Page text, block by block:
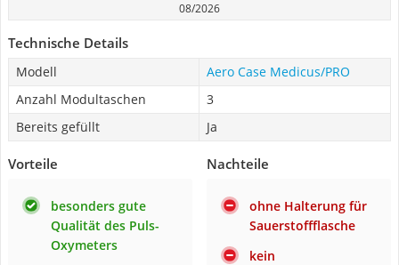
08/2026
Technische Details
Modell
Aero Case Medicus/PRO
Anzahl Modultaschen
3
Bereits gefüllt
Ja
Vorteile
besonders gute
Qualität des Puls-
Oxymeters
Nachteile
ohne Halterung für
Sauerstoffflasche
kein